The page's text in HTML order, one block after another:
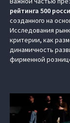
рейтинга 500
созданного на
Исследования
критерии, как
динамичность
фирменной